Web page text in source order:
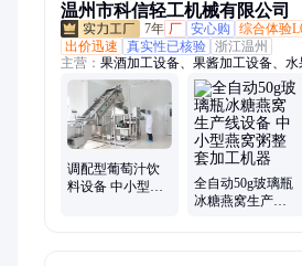
温州市科信轻工机械有限公司
7年 厂 安心购 综合体验
出价迅速
真实性已核验 浙江温州
主营： 果酒加工设备、果酱加工设备、水
饮料生产线设备、成套饮料生产线设备
线、果汁饮料加工设备、植物蛋白饮料
设备、果汁前处理设备、果酒发酵罐设
物发酵设备、定做304316发酵罐、秋梨
备、成套果酒生产线、果酱生产线设备、
酵素加工设备、植物酵素生产线、豆浆豆
头加工设备、红枣汁红枣酒设备、杨梅
调配型葡萄汁饮
料设备 中小型葡
全自动50g玻璃瓶
冰糖燕窝生产线